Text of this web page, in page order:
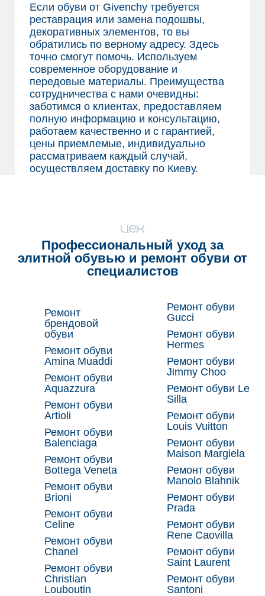
Если обуви от Givenchy требуется
реставрация или замена подошвы,
декоративных элементов, то вы
обратились по верному адресу. Здесь
точно смогут помочь. Используем
современное оборудование и
передовые материалы. Преимущества
сотрудничества с нами очевидны:
заботимся о клиентах, предоставляем
полную информацию и консультацию,
работаем качественно и с гарантией,
цены приемлемые, индивидуально
рассматриваем каждый случай,
осуществляем доставку по Киеву.
Профессиональный уход за
элитной обувью и ремонт обуви от
специалистов
Ремонт
брендовой
обуви
Ремонт обуви
Amina Muaddi
Ремонт обуви
Aquazzura
Ремонт обуви
Artioli
Ремонт обуви
Balenciaga
Ремонт обуви
Bottega Veneta
Ремонт обуви
Brioni
Ремонт обуви
Celine
Ремонт обуви
Chanel
Ремонт обуви
Christian
Louboutin
Ремонт обуви
Gucci
Ремонт обуви
Hermes
Ремонт обуви
Jimmy Choo
Ремонт обуви Le
Silla
Ремонт обуви
Louis Vuitton
Ремонт обуви
Maison Margiela
Ремонт обуви
Manolo Blahnik
Ремонт обуви
Prada
Ремонт обуви
Rene Caovilla
Ремонт обуви
Saint Laurent
Ремонт обуви
Santoni